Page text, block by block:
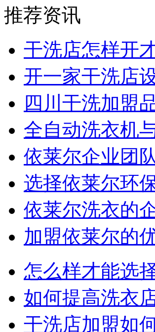
推荐资讯
干洗店怎样开
开一家干洗店
四川干洗加盟
全自动洗衣机
依莱尔企业团
选择依莱尔环
依莱尔洗衣的
加盟依莱尔的
怎么样才能选
如何提高洗衣
干洗店加盟如